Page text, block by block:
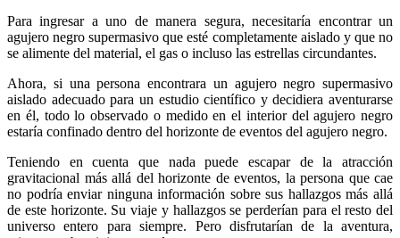
Para ingresar a uno de manera segura, necesitaría encontrar un
agujero negro supermasivo que esté completamente aislado y que no
se alimente del material, el gas o incluso las estrellas circundantes.
Ahora, si una persona encontrara un agujero negro supermasivo
aislado adecuado para un estudio científico y decidiera aventurarse
en él, todo lo observado o medido en el interior del agujero negro
estaría confinado dentro del horizonte de eventos del agujero negro.
Teniendo en cuenta que nada puede escapar de la atracción
gravitacional más allá del horizonte de eventos, la persona que cae
no podría enviar ninguna información sobre sus hallazgos más allá
de este horizonte. Su viaje y hallazgos se perderían para el resto del
universo entero para siempre. Pero disfrutarían de la aventura,